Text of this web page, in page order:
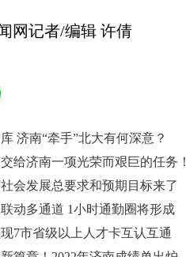
记者/编辑 许倩
济南“牵手”北大有何深意？
给济南一项光荣而艰巨的任务！
会发展总要求和预期目标来了
动多通道 1小时通勤圈将形成
7市省级以上人才卡互认互通